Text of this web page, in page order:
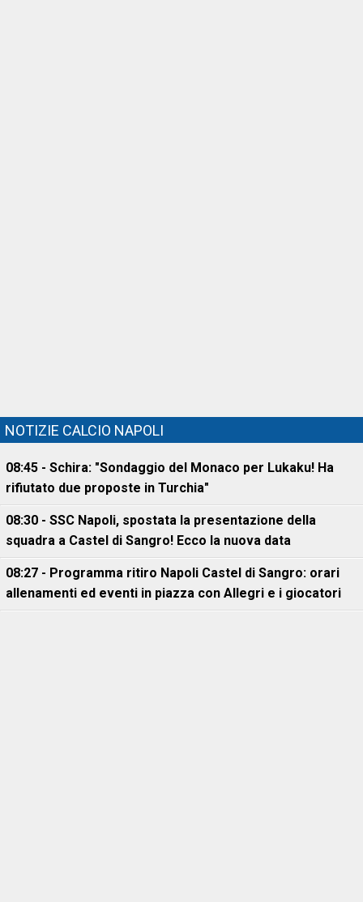
NOTIZIE CALCIO NAPOLI
08:45 - Schira: "Sondaggio del Monaco per Lukaku! Ha
rifiutato due proposte in Turchia"
08:30 - SSC Napoli, spostata la presentazione della
squadra a Castel di Sangro! Ecco la nuova data
08:27 - Programma ritiro Napoli Castel di Sangro: orari
allenamenti ed eventi in piazza con Allegri e i giocatori